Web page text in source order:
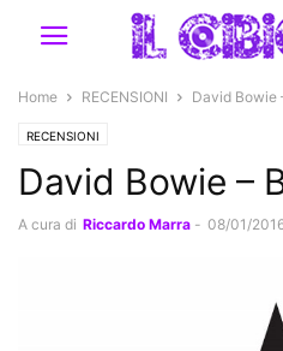
Home RECENSIONI David Bowie
RECENSIONI
David Bowie –
A cura di Riccardo Marra - 08/01/